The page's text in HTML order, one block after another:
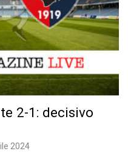
2-1: decisivo
2024